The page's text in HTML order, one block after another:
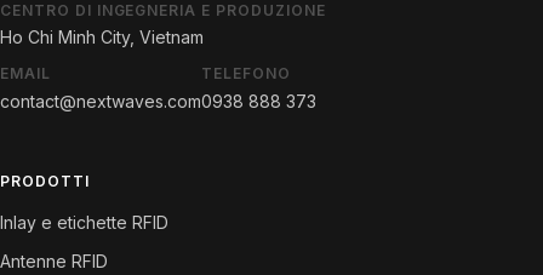
CENTRO DI INGEGNERIA E PRODUZIONE
Ho Chi Minh City, Vietnam
EMAIL
contact@nextwaves.com
TELEFONO
0938 888 373
PRODOTTI
Inlay e etichette RFID
Antenne RFID